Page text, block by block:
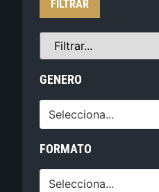
FILTRAR
GENERO
Selecciona...
FORMATO
Selecciona...